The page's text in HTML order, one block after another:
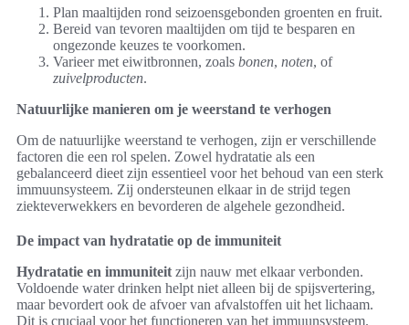
Plan maaltijden rond seizoensgebonden groenten en fruit.
Bereid van tevoren maaltijden om tijd te besparen en
ongezonde keuzes te voorkomen.
Varieer met eiwitbronnen, zoals bonen, noten, of
zuivelproducten.
Natuurlijke manieren om je weerstand te verhogen
Om de natuurlijke weerstand te verhogen, zijn er verschillende
factoren die een rol spelen. Zowel hydratatie als een
gebalanceerd dieet zijn essentieel voor het behoud van een sterk
immuunsysteem. Zij ondersteunen elkaar in de strijd tegen
ziekteverwekkers en bevorderen de algehele gezondheid.
De impact van hydratatie op de immuniteit
Hydratatie en immuniteit zijn nauw met elkaar verbonden.
Voldoende water drinken helpt niet alleen bij de spijsvertering,
maar bevordert ook de afvoer van afvalstoffen uit het lichaam.
Dit is cruciaal voor het functioneren van het immuunsysteem.